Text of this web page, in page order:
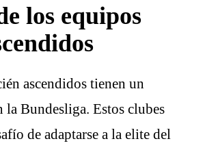
los equipos
ascendidos tienen un
la Bundesliga. Estos clubes
de adaptarse a la elite del